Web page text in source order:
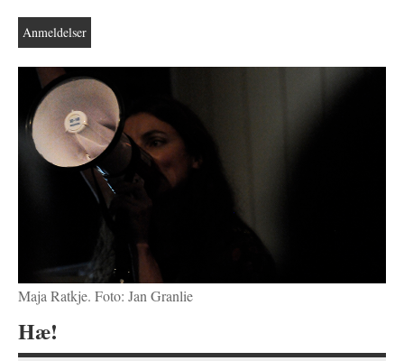
Anmeldelser
Maja Ratkje. Foto: Jan Granlie
Hæ!